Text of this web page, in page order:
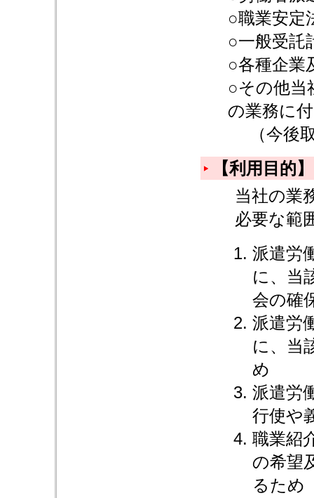
○職業安定
○一般受託
○各種企業
○その他当
の業務に
（今後取
【利用目的】
当社の業
必要な範
派遣労
に、当
会の確
派遣労
に、当
め
派遣労
行使や
職業紹
の希望
るため